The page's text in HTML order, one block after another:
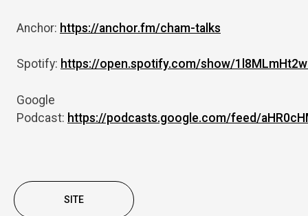
Anchor: https://anchor.fm/cham-talks
Spotify: https://open.spotify.com/show/
Google
Podcast: https://podcasts.google.com/feed/
SITE